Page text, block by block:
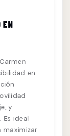
EN
en
y
ideal
maximizar